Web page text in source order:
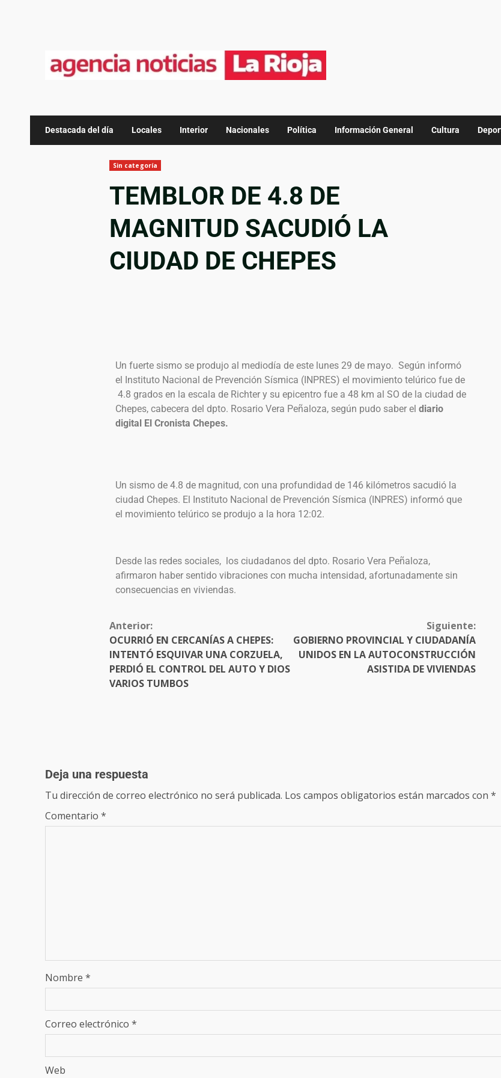
Destacada del día Locales Interior Nacionales Política Información General Cultura
Sin categoría
TEMBLOR DE 4.8 DE
MAGNITUD SACUDIÓ LA
CIUDAD DE CHEPES
Un fuerte sismo se produjo al mediodía de este lunes 29 de mayo. Según informó
el Instituto Nacional de Prevención Sísmica (INPRES) el movimiento telúrico fue de
4.8 grados en la escala de Richter y su epicentro fue a 48 km al SO de la ciudad de
Chepes, cabecera del dpto. Rosario Vera Peñaloza, según pudo saber el diario
digital El Cronista Chepes.
Un sismo de 4.8 de magnitud, con una profundidad de 146 kilómetros sacudió la
ciudad Chepes. El Instituto Nacional de Prevención Sísmica (INPRES) informó que
el movimiento telúrico se produjo a la hora 12:02.
Desde las redes sociales, los ciudadanos del dpto. Rosario Vera Peñaloza,
afirmaron haber sentido vibraciones con mucha intensidad, afortunadamente sin
consecuencias en viviendas.
Anterior:
OCURRIÓ EN CERCANÍAS A CHEPES:
INTENTÓ ESQUIVAR UNA CORZUELA,
PERDIÓ EL CONTROL DEL AUTO Y DIOS
VARIOS TUMBOS
Siguiente:
GOBIERNO PROVINCIAL Y CIUDADANÍA
UNIDOS EN LA AUTOCONSTRUCCIÓN
ASISTIDA DE VIVIENDAS
Deja una respuesta
Tu dirección de correo electrónico no será publicada. Los campos obligatorios están marcados con *
Comentario *
Nombre *
Correo electrónico *
Web